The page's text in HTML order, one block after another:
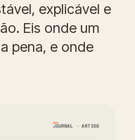
explicável e
Eis onde um
pena, e onde